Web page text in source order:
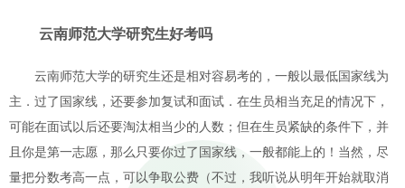
云南师范大学研究生好考吗
云南师范大学的研究生还是相对容易考的，一般以最低国家线为
主．过了国家线，还要参加复试和面试．在生员相当充足的情况下，
可能在面试以后还要淘汰相当少的人数；但在生员紧缺的条件下，并
且你是第一志愿，那么只要你过了国家线，一般都能上的！当然，尽
量把分数考高一点，可以争取公费（不过，我听说从明年开始就取消